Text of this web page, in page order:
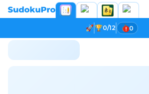
0/12 0